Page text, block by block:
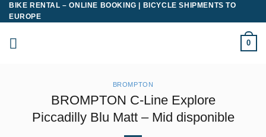
Saltar
al
contenido
BIKE RENTAL – ONLINE BOOKING | BICYCLE SHIPMENTS TO
EUROPE
0
BROMPTON
BROMPTON C-Line Explore
Piccadilly Blu Matt – Mid disponible